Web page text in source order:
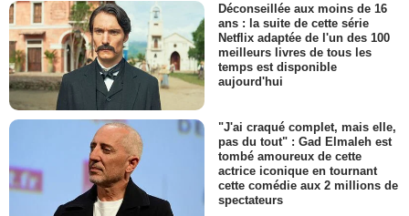
Déconseillée aux moins de 16
ans : la suite de cette série
Netflix adaptée de l'un des 100
meilleurs livres de tous les
temps est disponible
aujourd'hui
"J'ai craqué complet, mais elle,
pas du tout" : Gad Elmaleh est
tombé amoureux de cette
actrice iconique en tournant
cette comédie aux 2 millions de
spectateurs